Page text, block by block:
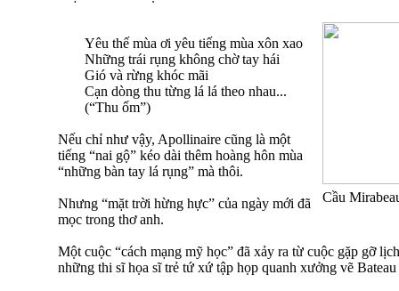
Cầu
Yêu thế mùa ơi yêu tiếng mùa xôn xao
Những trái rụng không chờ tay hái
Gió và rừng khóc mãi
Cạn dòng thu từng lá lá theo nhau...
(“Thu ốm”)
Nếu chỉ như vậy, Apollinaire cũng là một
tiếng “nai gộ” kéo dài thêm hoàng hôn mùa
“những bàn tay lá rụng” mà thôi.
Nhưng “mặt trời hừng hực” của ngày mới đã
mọc trong thơ anh.
Một cuộc “cách mạng mỹ học” đã xảy ra từ cuộc gặp gỡ
những thi sĩ họa sĩ trẻ tứ xứ tập họp quanh xưởng vẽ